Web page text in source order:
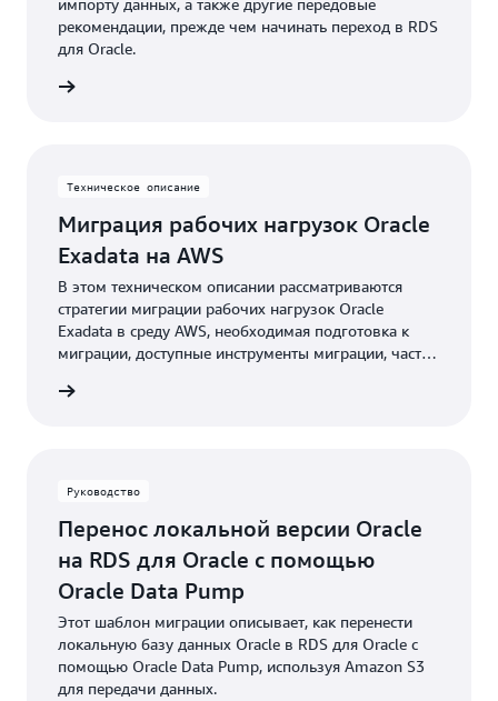
импорту данных, а также другие передовые
рекомендации, прежде чем начинать переход в RDS
для Oracle.
Техническое описание
Миграция рабочих нагрузок Oracle
Exadata на AWS
В этом техническом описании рассматриваются
стратегии миграции рабочих нагрузок Oracle
Exadata в среду AWS, необходимая подготовка к
миграции, доступные инструменты миграции, часто
работы.
Руководство
Перенос локальной версии Oracle
на RDS для Oracle с помощью
Oracle Data Pump
Этот шаблон миграции описывает, как перенести
локальную базу данных Oracle в RDS для Oracle с
помощью Oracle Data Pump, используя Amazon S3
для передачи данных.